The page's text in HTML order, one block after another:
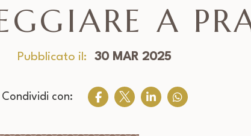
A
Pubblicato il: 30 MAR 2025
Condividi con: